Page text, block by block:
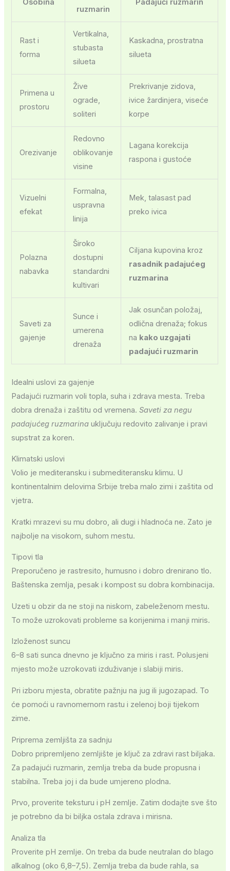
Osobina
ruzmarin
Padajući ruzmarin
Rast i
forma
Vertikalna,
stubasta
silueta
Kaskadna, prostratna
silueta
Primena u
prostoru
Žive
ograde,
soliteri
Prekrivanje zidova,
ivice žardinjera, viseće
korpe
Orezivanje
Redovno
oblikovanje
visine
Lagana korekcija
raspona i gustoće
Vizuelni
efekat
Formalna,
uspravna
linija
Mek, talasast pad
preko ivica
Polazna
nabavka
Široko
dostupni
standardni
kultivari
Ciljana kupovina kroz
rasadnik padajućeg
ruzmarina
Saveti za
gajenje
Sunce i
umerena
drenaža
Jak osunčan položaj,
odlična drenaža; fokus
na kako uzgajati
padajući ruzmarin
Idealni uslovi za gajenje
Padajući ruzmarin voli topla, suha i zdrava mesta. Treba
dobra drenaža i zaštitu od vremena.Saveti za negu
padajućeg ruzmarina uključuju redovito zalivanje i pravi
supstrat za koren.
Klimatski uslovi
Volio je mediteransku i submediteransku klimu. U
kontinentalnim delovima Srbije treba malo zimi i zaštita od
vjetra.
Kratki mrazevi su mu dobro, ali dugi i hladnoća ne. Zato je
najbolje na visokom, suhom mestu.
Tipovi tla
Preporučeno je rastresito, humusno i dobro drenirano tlo.
Baštenska zemlja, pesak i kompost su dobra kombinacija.
Uzeti u obzir da ne stoji na niskom, zabeleženom mestu.
To može uzrokovati probleme sa korijenima i manji miris.
Izloženost suncu
6–8 sati sunca dnevno je ključno za miris i rast. Polusjeni
mjesto može uzrokovati izduživanje i slabiji miris.
Pri izboru mjesta, obratite pažnju na jug ili jugozapad. To
će pomoći u ravnomernom rastu i zelenoj boji tijekom
zime.
Priprema zemljišta za sadnju
Dobro pripremljeno zemljište je ključ za zdravi rast biljaka.
Za padajući ruzmarin, zemlja treba da bude propusna i
stabilna. Treba joj i da bude umjereno plodna.
Prvo, proverite teksturu i pH zemlje. Zatim dodajte sve što
je potrebno da bi biljka ostala zdrava i mirisna.
Analiza tla
Proverite pH zemlje. On treba da bude neutralan do blago
alkalnog (oko 6,8–7,5). Zemlja treba da bude rahla, sa